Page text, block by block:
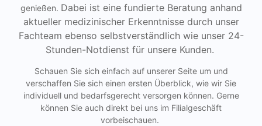
genießen. Dabei ist eine fundierte Beratung anhand
aktueller medizinischer Erkenntnisse durch unser
Fachteam ebenso selbstverständlich wie unser 24-
Stunden-Notdienst für unsere Kunden.
Schauen Sie sich einfach auf unserer Seite um und
verschaffen Sie sich einen ersten Überblick, wie wir Sie
individuell und bedarfsgerecht versorgen können. Gerne
können Sie auch direkt bei uns im Filialgeschäft
vorbeischauen.